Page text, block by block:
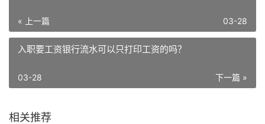
« 上一篇 03-28
入职要工资银行流水可以只打印工资的吗？
下一篇 »
03-28
相关推荐